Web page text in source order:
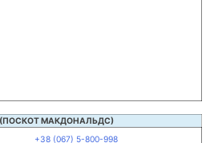
МАКДОНАЛЬДС)
+38 (067) 5-800-998